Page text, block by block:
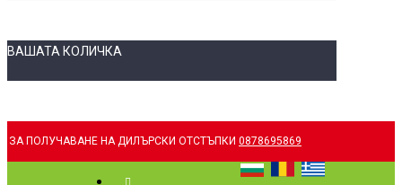
ВАШАТА КОЛИЧКА
ЗА ПОЛУЧАВАНЕ НА ДИЛЪРСКИ ОТСТЪПКИ 0878695869